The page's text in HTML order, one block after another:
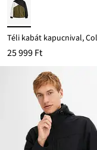
25 999 Ft